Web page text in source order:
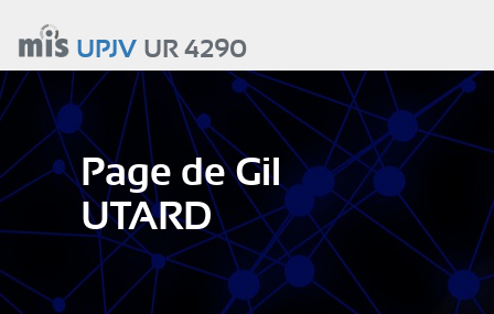
contenu
principal
UPJVUR 4290
Page de Gil
UTARD